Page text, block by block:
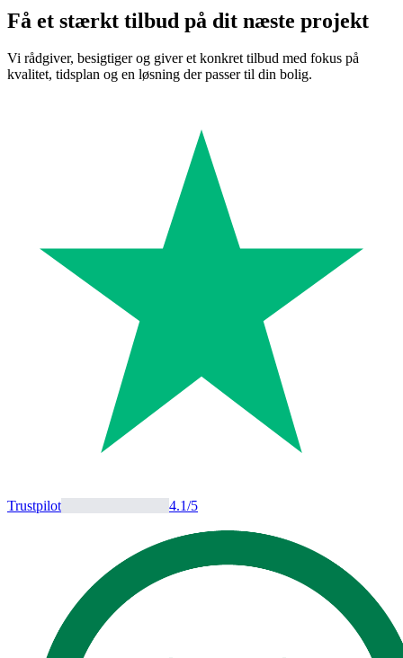
Få et stærkt tilbud på dit næste projekt
Vi rådgiver, besigtiger og giver et konkret tilbud med fokus på
kvalitet, tidsplan og en løsning der passer til din bolig.
Trustpilot 4.1/5